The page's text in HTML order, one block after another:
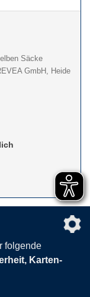
Säcke
GmbH, Heide
nach
folgende
Karten-